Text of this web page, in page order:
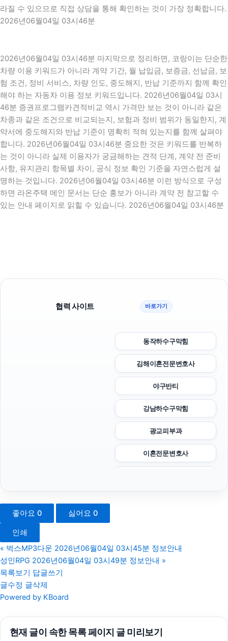
라질 수 있으므로 직접 상담을 통해 확인하는 것이 가장 정확합니다.
2026년06월04일 03시46분
2026년06월04일 03시46분 마지막으로 정리하면, 코랑이는 단순한
차량 이용 키워드가 아니라 계약 기간, 월 납입금, 보증금, 선납금, 보
험 조건, 정비 서비스, 차량 인도, 중도해지, 반납 기준까지 함께 확인
해야 하는 자동차 이용 정보 키워드입니다. 2026년06월04일 03시
46분 증권프로그램카견적비교 역시 가격만 보는 것이 아니라 같은
차종과 같은 조건으로 비교되는지, 보험과 정비 범위가 동일한지, 계
약서에 중도해지와 반납 기준이 명확히 적혀 있는지를 함께 살펴야
합니다. 2026년06월04일 03시46분 중요한 것은 키워드를 반복하
는 것이 아니라 실제 이용자가 궁금해하는 견적 단계, 계약 전 준비
사항, 유지관리 항목별 차이, 공식 정보 확인 기준을 자연스럽게 설
명하는 것입니다. 2026년06월04일 03시46분 이런 방식으로 구성
하면 라온주택 메인 문서는 단순 홍보가 아니라 계약 전 참고할 수
있는 안내 페이지로 읽힐 수 있습니다. 2026년06월04일 03시46분
협력 사이트 바로가기
동작하수구막힘
김해이혼전문변호사
야구반티
강남하수구막힘
광교피부과
이혼전문변호사
아고다할인코드
광고대행사
좋아요 0 싫어요 0
인쇄
« 벅스MP3다운 2026년06월04일 03시45분 정보안내
성인RPG 2026년06월04일 03시49분 정보안내 »
목록보기 답글쓰기
글수정 글삭제
Powered by KBoard
현재 글이 속한 목록 페이지 글 미리보기